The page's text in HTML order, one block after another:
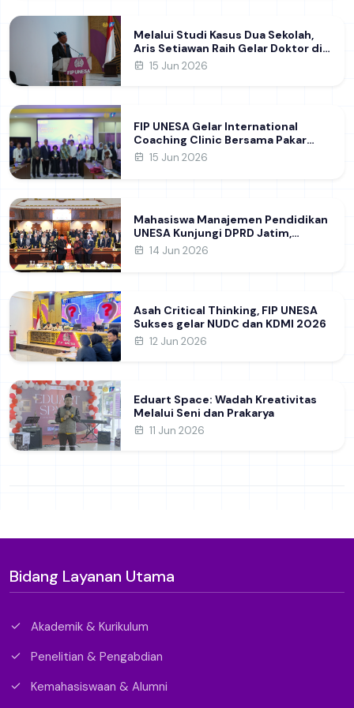
Melalui Studi Kasus Dua Sekolah,
Aris Setiawan Raih Gelar Doktor di
FIP UNESA Usai Kupas Manajemen
15 Jun 2026
FIP UNESA Gelar International
Coaching Clinic Bersama Pakar
Khon Kaen University Thailand,
Ilmiah Internasional dukung SDG 4
15 Jun 2026
Mahasiswa Manajemen Pendidikan
UNESA Kunjungi DPRD Jatim,
Perdalam Pemahaman Kebijakan
14 Jun 2026
Asah Critical Thinking, FIP UNESA
Sukses gelar NUDC dan KDMI 2026
12 Jun 2026
Eduart Space: Wadah Kreativitas
Melalui Seni dan Prakarya
11 Jun 2026
Bidang Layanan Utama
Akademik & Kurikulum
Penelitian & Pengabdian
Kemahasiswaan & Alumni